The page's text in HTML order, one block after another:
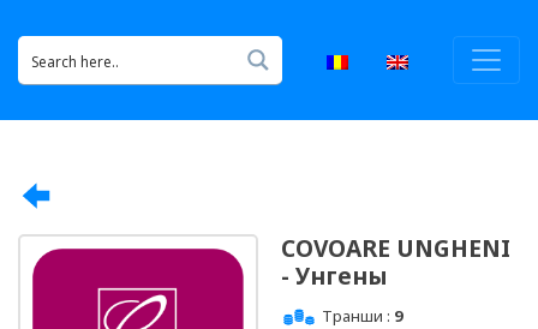
COVOARE UNGHENI
- Унгены
Транши : 9